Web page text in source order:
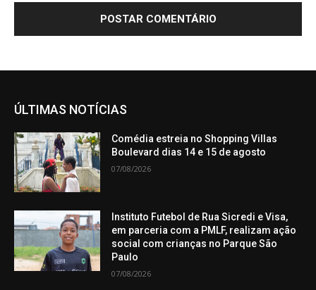
ÚLTIMAS NOTÍCIAS
Comédia estreia no Shopping Villas
Boulevard dias 14 e 15 de agosto
07/08/2026
Instituto Futebol de Rua Sicredi e Visa,
em parceria com a PMLF, realizam ação
social com crianças no Parque São
Paulo
07/08/2026